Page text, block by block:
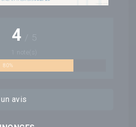
4 / 5
note(s)
80%
avis